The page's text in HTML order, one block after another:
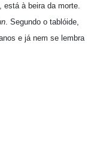
está à beira da morte.
. Segundo o tablóide,
e já nem se lembra